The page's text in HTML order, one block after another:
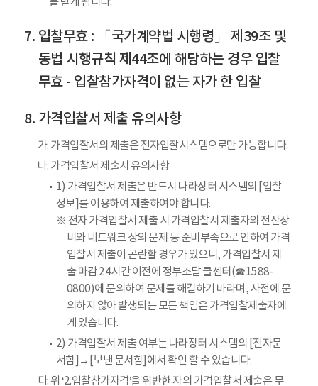
를 받게 됩니다.
입찰무효 : 「국가계약법 시행령」 제39조 및
동법 시행규칙 제44조에 해당하는 경우 입찰
무효 - 입찰참가자격이 없는 자가 한 입찰
가격입찰서 제출 유의사항
가. 가격입찰서의 제출은 전자입찰시스템으로만 가능합니다.
나. 가격입찰서 제출시 유의사항
1) 가격입찰서 제출은 반드시 나라장터 시스템의 [입찰
정보]를 이용하여 제출하여야 합니다.
※ 전자 가격입찰서 제출 시 가격입찰서 제출자의 전산장
비와 네트워크 상의 문제 등 준비부족으로 인하여 가격
입찰서 제출이 곤란할 경우가 있으니, 가격입찰서 제
출 마감 24시간 이전에 정부조달 콜센터(☎1588-
0800)에 문의하여 문제를 해결하기 바라며, 사전에 문
의하지 않아 발생되는 모든 책임은 가격입찰제출자에
게 있습니다.
2) 가격입찰서 제출 여부는 나라장터 시스템의 [전자문
서함]→[보낸 문서함]에서 확인 할 수 있습니다.
다. 위 ‘2.입찰참가자격’을 위반한 자의 가격입찰서 제출은 무